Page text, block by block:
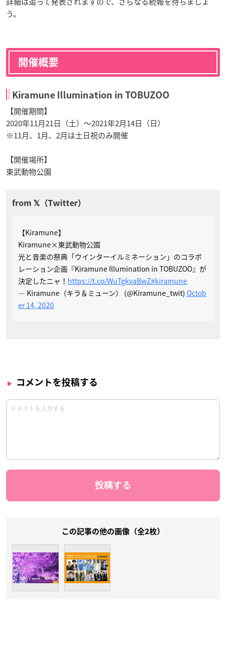
う。
開催概要
Kiramune Illumination in TOBUZOO
【開催期間】
2020年11月21日（土）〜2021年2月14日（日）
※11月、1月、2月は土日祝のみ開催
【開催場所】
東武動物公園
【Kiramune】
Kiramune×東武動物公園
光と音楽の祭典「ウインターイルミネーション」のコラボ
レーション企画『Kiramune Illumination in TOBUZOO』が
決定したニャ！ https://t.co/WuTgkvaBwZ#kiramune
— Kiramune（キラ＆ミューン） (@Kiramune_twit) Octob
er 14, 2020
コメントを投稿する
この記事の他の画像（全2枚）